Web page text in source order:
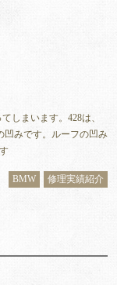
しまいます。428は、
凹みです。ルーフの凹み
BMW 修理実績紹介